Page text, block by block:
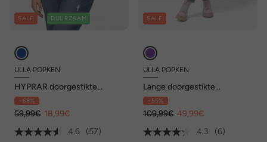
SALE DUURZAAM
ULLA POPKEN
HYPRAR doorgestikte
bodywarmer,
waterafstotend, opstaande
kraag, gerecycled
- 68%
59,99€ 18,99€
4.6
(57)
SALE
ULLA POPKEN
Lange doorgestikte
bodywarmer, capuchon, rits
aan de zijkanten, opstaande
kraag
- 55%
109,99€ 49,99€
4.3
(6)